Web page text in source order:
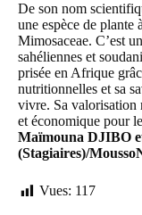
De son nom
une espèce de plante
Mimosaceae. C’est
sahéliennes et
prisée en Afrique
nutritionnelles et sa
vivre. Sa valorisation
et économique pour
Maïmouna DJIBO
(Stagiaires)/
Vues: 117